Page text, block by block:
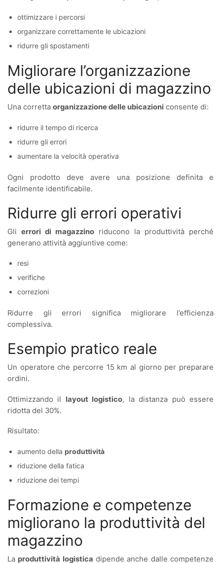
ottimizzare i percorsi
organizzare correttamente le ubicazioni
ridurre gli spostamenti
Migliorare l’organizzazione
delle ubicazioni di magazzino
Una corretta organizzazione delle ubicazioni consente di:
ridurre il tempo di ricerca
ridurre gli errori
aumentare la velocità operativa
Ogni prodotto deve avere una posizione definita e
facilmente identificabile.
Ridurre gli errori operativi
Gli errori di magazzino riducono la produttività perché
generano attività aggiuntive come:
resi
verifiche
correzioni
Ridurre gli errori significa migliorare l’efficienza
complessiva.
Esempio pratico reale
Un operatore che percorre 15 km al giorno per preparare
ordini.
Ottimizzando il layout logistico, la distanza può essere
ridotta del 30%.
Risultato:
aumento della produttività
riduzione della fatica
riduzione dei tempi
Formazione e competenze
migliorano la produttività del
magazzino
La produttività logistica dipende anche dalle competenze